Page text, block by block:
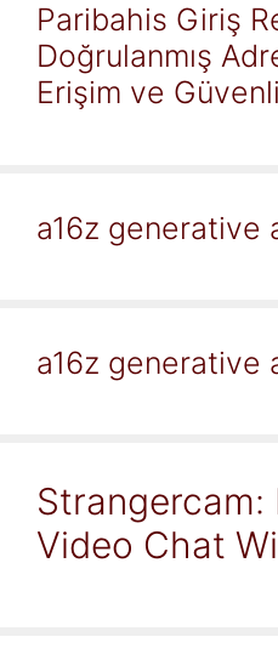
Paribahis Giriş
Doğrulanmış
Erişim ve
a16z generative
a16z generative
Strangercam:
Video Chat